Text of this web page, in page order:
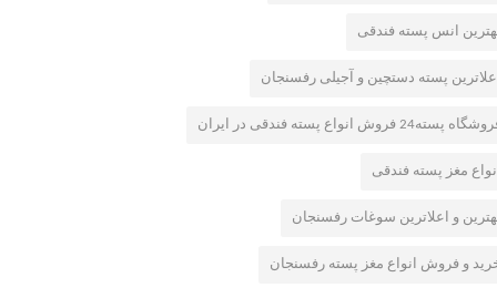
انس پسته فندقی
اعلاترین پسته دستچین و آجیلی رفسنجان
پسته24 فروش انواع پسته فندقی در ایران
انواع مغز پسته فندقی
و اعلاترین سوغات رفسنجان
و فروش انواع مغز پسته رفسنجان